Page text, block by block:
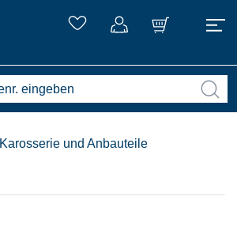
Karosserie und Anbauteile